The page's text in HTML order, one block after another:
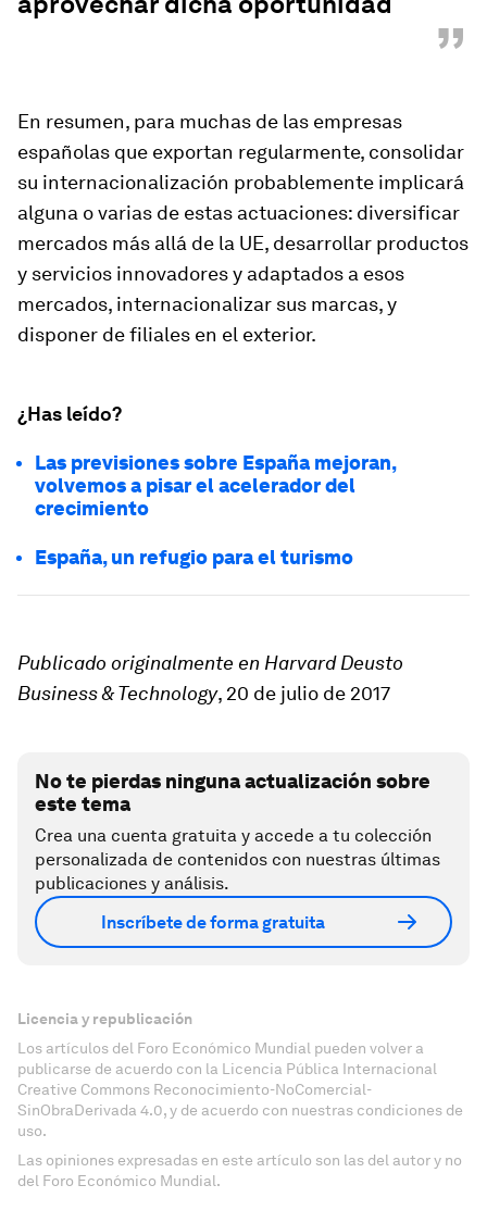
”
En resumen, para muchas de las empresas
españolas que exportan regularmente, consolidar
su internacionalización probablemente implicará
alguna o varias de estas actuaciones: diversificar
mercados más allá de la UE, desarrollar productos
y servicios innovadores y adaptados a esos
mercados, internacionalizar sus marcas, y
disponer de filiales en el exterior.
¿Has leído?
Las previsiones sobre España mejoran,
volvemos a pisar el acelerador del
crecimiento
España, un refugio para el turismo
Publicado originalmente en Harvard Deusto
Business & Technology, 20 de julio de 2017
No te pierdas ninguna actualización sobre
este tema
Crea una cuenta gratuita y accede a tu colección
personalizada de contenidos con nuestras últimas
publicaciones y análisis.
Inscríbete de forma gratuita
Licencia y republicación
Los artículos del Foro Económico Mundial pueden volver a
publicarse de acuerdo con la Licencia Pública Internacional
Creative Commons Reconocimiento-NoComercial-
SinObraDerivada 4.0, y de acuerdo con nuestras condiciones de
uso.
Las opiniones expresadas en este artículo son las del autor y no
del Foro Económico Mundial.